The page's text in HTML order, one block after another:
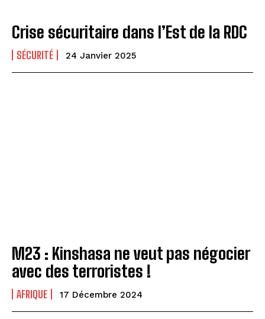
Crise sécuritaire dans l’Est de la RDC
SÉCURITÉ 24 Janvier 2025
M23 : Kinshasa ne veut pas négocier
avec des terroristes !
AFRIQUE 17 Décembre 2024